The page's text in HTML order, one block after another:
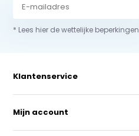
* Lees hier de wettelijke beperkingen
Klantenservice
Mijn account